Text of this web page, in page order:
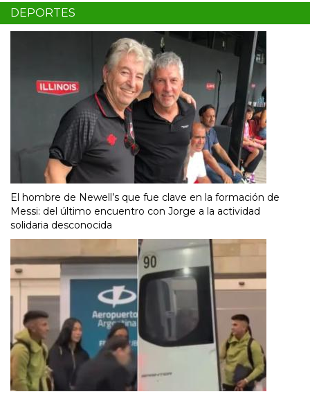
DEPORTES
El hombre de Newell’s que fue clave en la formación de
Messi: del último encuentro con Jorge a la actividad
solidaria desconocida